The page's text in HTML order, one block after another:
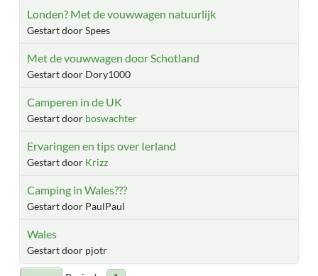
Londen? Met de vouwwagen natuurlijk
Gestart door Spees
Met de vouwwagen door Schotland
Gestart door Dory1000
Camperen in de UK
Gestart door boswachter
Ervaringen en tips over Ierland
Gestart door Krizz
Camping in Wales???
Gestart door PaulPaul
Wales
Gestart door pjotr